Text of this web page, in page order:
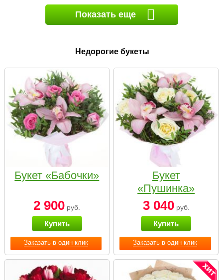
Показать еще
Недорогие букеты
Заказать в один клик
Букет «Бабочки»
2 900 руб.
Купить
Заказать в один клик
Букет
«Пушинка»
3 040руб.
Купить